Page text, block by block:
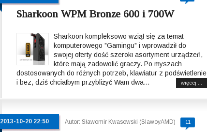
Sharkoon WPM Bronze 600 i 700W
Sharkoon kompleksowo wziął się za temat
komputerowego "Gamingu" i wprowadził do
swojej oferty dość szeroki asortyment urządzeń,
które mają zadowolić graczy. Po myszach
dostosowanych do różnych potrzeb, klawiatur z podświetlenie
i bez, dziś chciałbym przybliżyć Wam dwa...
więcej ...
2013-10-20 22:50 Autor: Sławomir Kwasowski (SlawoyAMD) 11